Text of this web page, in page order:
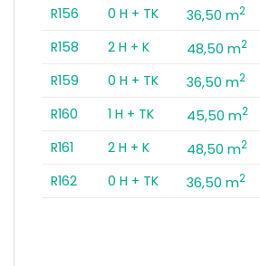
R156
0 H + TK 36,50 m2
R158
2 H + K 48,50 m2
R159
0 H + TK 36,50 m2
R160
1 H + TK 45,50 m2
R161
2 H + K 48,50 m2
R162
0 H + TK 36,50 m2